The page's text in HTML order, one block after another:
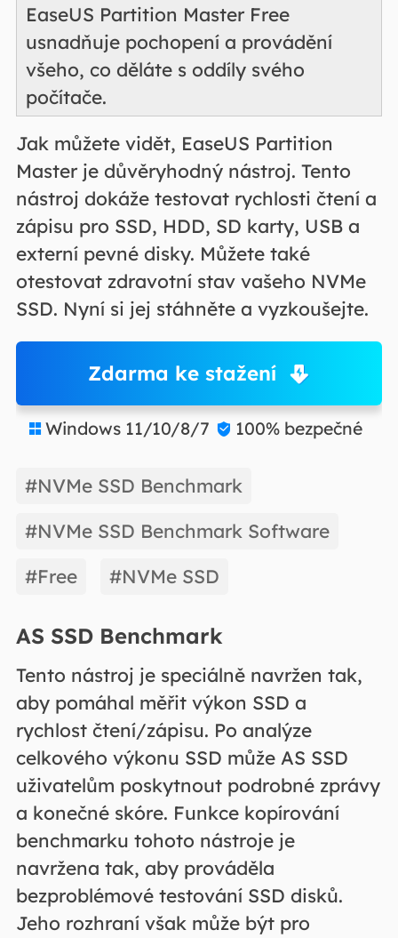
EaseUS Partition Master Free
usnadňuje pochopení a provádění
všeho, co děláte s oddíly svého
počítače.
Jak můžete vidět, EaseUS Partition
Master je důvěryhodný nástroj. Tento
nástroj dokáže testovat rychlosti čtení a
zápisu pro SSD, HDD, SD karty, USB a
externí pevné disky. Můžete také
otestovat zdravotní stav vašeho NVMe
SSD. Nyní si jej stáhněte a vyzkoušejte.
Zdarma ke stažení
 Windows 11/10/8/7  100% bezpečné
#NVMe SSD Benchmark
#NVMe SSD Benchmark Software
#Free
#NVMe SSD
AS SSD Benchmark
Tento nástroj je speciálně navržen tak,
aby pomáhal měřit výkon SSD a
rychlost čtení/zápisu. Po analýze
celkového výkonu SSD může AS SSD
uživatelům poskytnout podrobné zprávy
a konečné skóre. Funkce kopírování
benchmarku tohoto nástroje je
navržena tak, aby prováděla
bezproblémové testování SSD disků.
Jeho rozhraní však může být pro